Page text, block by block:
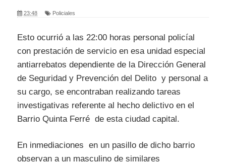
23:48 Policiales
Esto ocurrió a las 22:00 horas personal policíal
con prestación de servicio en esa unidad especial
antiarrebatos dependiente de la Dirección General
de Seguridad y Prevención del Delito y personal a
su cargo, se encontraban realizando tareas
investigativas referente al hecho delictivo en el
Barrio Quinta Ferré de esta ciudad capital.
En inmediaciones en un pasillo de dicho barrio
observan a un masculino de similares